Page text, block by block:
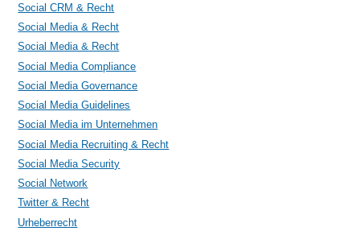
Social CRM & Recht
Social Media & Recht
Social Media & Recht
Social Media Compliance
Social Media Governance
Social Media Guidelines
Social Media im Unternehmen
Social Media Recruiting & Recht
Social Media Security
Social Network
Twitter & Recht
Urheberrecht